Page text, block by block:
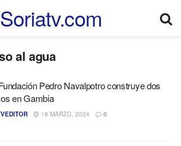
al agua
Pedro Navalpotro construye dos
en Gambia
18 MARZO, 2024 0